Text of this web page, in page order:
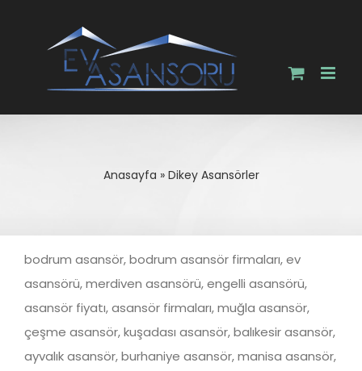
Anasayfa » Dikey Asansörler
bodrum asansör, bodrum asansör firmaları, ev
asansörü, merdiven asansörü, engelli asansörü,
asansör fiyatı, asansör firmaları, muğla asansör,
çeşme asansör, kuşadası asansör, balıkesir asansör,
ayvalık asansör, burhaniye asansör, manisa asansör,